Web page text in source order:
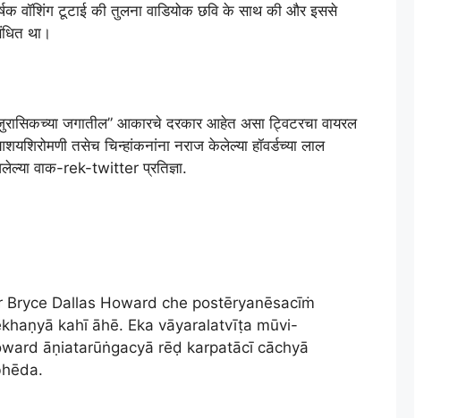
वॉशिंग टूटाई की तुलना वाडियोक छवि के साथ की और इससे
था।
जगातील” आकारचे दरकार आहेत असा ट्विटरचा वायरल
तसेच चिन्हांकनांना नराज केलेल्या हॉवर्डच्या लाल
वाक-rek-twitter प्रतिज्ञा.
Bryce Dallas Howard che postēryanēsacīṁ
kahī āhē. Eka vāyaralatvīṭa mūvi-
āṇiatarūṅgacyā rēḍ karpatācī cāchyā